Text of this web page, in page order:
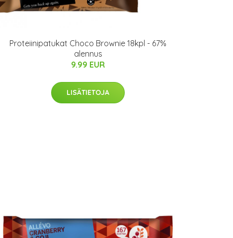
Proteiinipatukat Choco Brownie 18kpl - 67%
alennus
9.99 EUR
LISÄTIETOJA